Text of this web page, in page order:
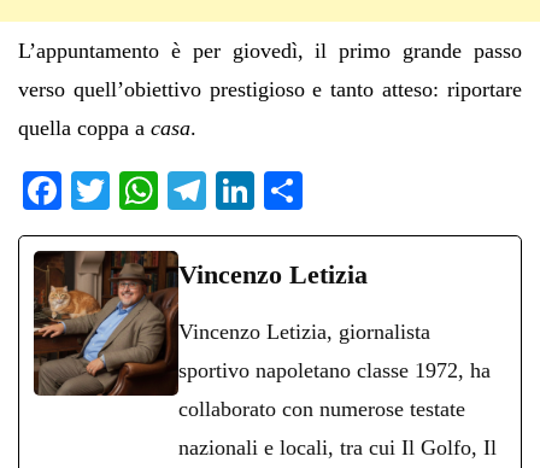
L’appuntamento è per giovedì, il primo grande passo
verso quell’obiettivo prestigioso e tanto atteso: riportare
quella coppa a casa.
Fa
ce
bo
ok
T
wi
tte
r
W
ha
ts
A
pp
Te
le
gr
m
Li
nk
ed
on
di
di
Vincenzo Letizia
Vincenzo Letizia, giornalista
sportivo napoletano classe 1972, ha
collaborato con numerose testate
nazionali e locali, tra cui Il Golfo, Il